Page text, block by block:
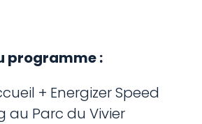
programme :
+ Energizer Speed
au Parc du Vivier